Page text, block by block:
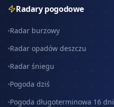
Radary pogodowe
Radar burzowy
Radar opadów deszczu
Radar śniegu
Pogoda dziś
Pogoda długoterminowa 16 dni